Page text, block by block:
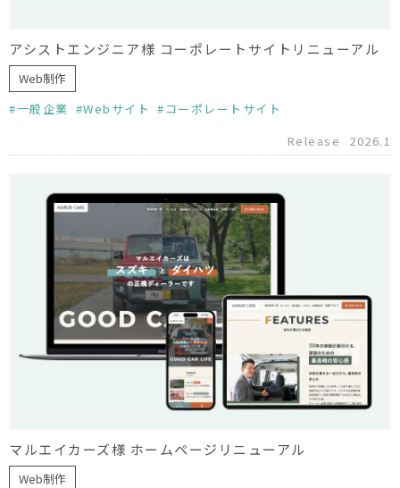
アシストエンジニア様 コーポレートサイトリニューアル
Web制作
一般企業
Webサイト
コーポレートサイト
Release
2026.1
マルエイカーズ様 ホームページリニューアル
Web制作